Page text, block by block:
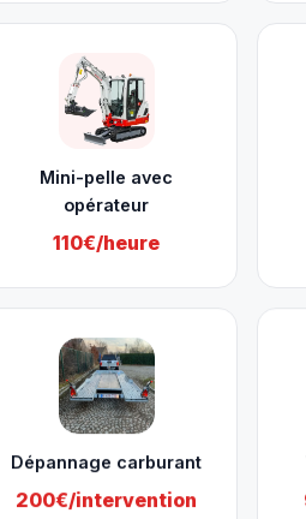
Mini-pelle avec
opérateur
110€/heure
Dépannage carburant
200€/intervention